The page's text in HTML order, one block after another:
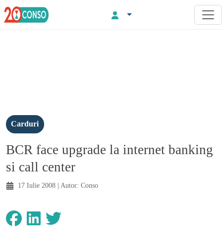
Carduri
BCR face upgrade la internet banking
si call center
17 Iulie 2008 | Autor: Conso